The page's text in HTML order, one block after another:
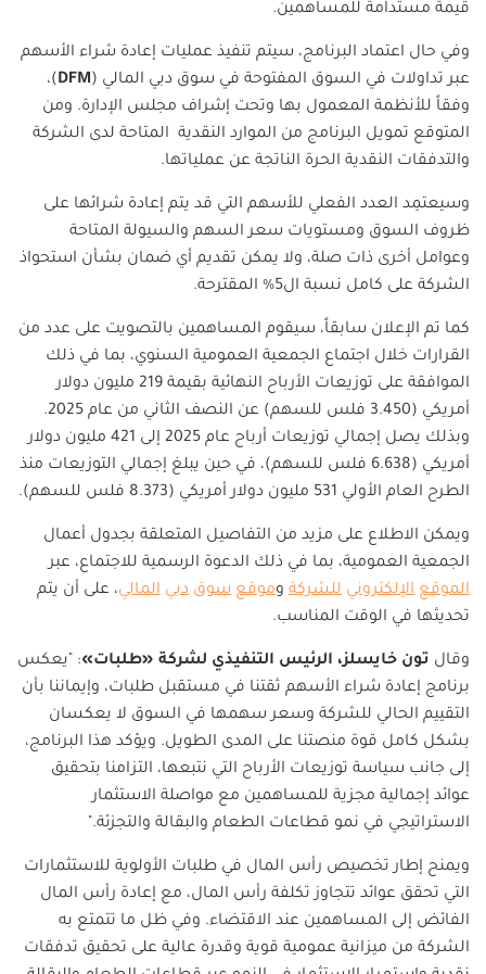
قيمة مستدامة للمساهمين.
وفي حال اعتماد البرنامج، سيتم تنفيذ عمليات إعادة شراء الأسهم
عبر تداولات في السوق المفتوحة في سوق دبي المالي (DFM)،
وفقاً للأنظمة المعمول بها وتحت إشراف مجلس الإدارة. ومن
المتوقع تمويل البرنامج من الموارد النقدية المتاحة لدى الشركة
والتدفقات النقدية الحرة الناتجة عن عملياتها.
وسيعتمِد العدد الفعلي للأسهم التي قد يتم إعادة شرائها على
ظروف السوق ومستويات سعر السهم والسيولة المتاحة
وعوامل أخرى ذات صلة، ولا يمكن تقديم أي ضمان بشأن استحواذ
الشركة على كامل نسبة ال5% المقترحة.
كما تم الإعلان سابقاً، سيقوم المساهمين بالتصويت على عدد من
القرارات خلال اجتماع الجمعية العمومية السنوي، بما في ذلك
الموافقة على توزيعات الأرباح النهائية بقيمة 219 مليون دولار
أمريكي (3.450 فلس للسهم) عن النصف الثاني من عام 2025.
وبذلك يصل إجمالي توزيعات أرباح عام 2025 إلى 421 مليون دولار
أمريكي (6.638 فلس للسهم)، في حين يبلغ إجمالي التوزيعات منذ
الطرح العام الأولي 531 مليون دولار أمريكي (8.373 فلس للسهم).
ويمكن الاطلاع على مزيد من التفاصيل المتعلقة بجدول أعمال
الجمعية العمومية، بما في ذلك الدعوة الرسمية للاجتماع، عبر
الموقع الإلكتروني للشركة وموقع سوق دبي المالي، على أن يتم
تحديثها في الوقت المناسب.
وقال تون خايسلز، الرئيس التنفيذي لشركة «طلبات»: "يعكس
برنامج إعادة شراء الأسهم ثقتنا في مستقبل طلبات، وإيماننا بأن
التقييم الحالي للشركة وسعر سهمها في السوق لا يعكسان
بشكل كامل قوة منصتنا على المدى الطويل. ويؤكد هذا البرنامج،
إلى جانب سياسة توزيعات الأرباح التي نتبعها، التزامنا بتحقيق
عوائد إجمالية مجزية للمساهمين مع مواصلة الاستثمار
الاستراتيجي في نمو قطاعات الطعام والبقالة والتجزئة."
ويمنح إطار تخصيص رأس المال في طلبات الأولوية للاستثمارات
التي تحقق عوائد تتجاوز تكلفة رأس المال، مع إعادة رأس المال
الفائض إلى المساهمين عند الاقتضاء. وفي ظل ما تتمتع به
الشركة من ميزانية عمومية قوية وقدرة عالية على تحقيق تدفقات